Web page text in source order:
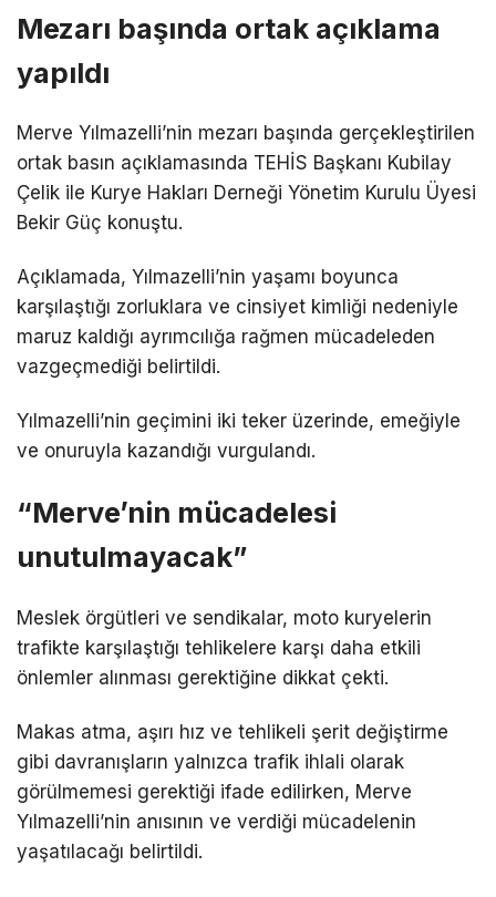
Mezarı başında ortak açıklama
yapıldı
Merve Yılmazelli’nin mezarı başında gerçekleştirilen
ortak basın açıklamasında TEHİS Başkanı Kubilay
Çelik ile Kurye Hakları Derneği Yönetim Kurulu Üyesi
Bekir Güç konuştu.
Açıklamada, Yılmazelli’nin yaşamı boyunca
karşılaştığı zorluklara ve cinsiyet kimliği nedeniyle
maruz kaldığı ayrımcılığa rağmen mücadeleden
vazgeçmediği belirtildi.
Yılmazelli’nin geçimini iki teker üzerinde, emeğiyle
ve onuruyla kazandığı vurgulandı.
“Merve’nin mücadelesi
unutulmayacak”
Meslek örgütleri ve sendikalar, moto kuryelerin
trafikte karşılaştığı tehlikelere karşı daha etkili
önlemler alınması gerektiğine dikkat çekti.
Makas atma, aşırı hız ve tehlikeli şerit değiştirme
gibi davranışların yalnızca trafik ihlali olarak
görülmemesi gerektiği ifade edilirken, Merve
Yılmazelli’nin anısının ve verdiği mücadelenin
yaşatılacağı belirtildi.